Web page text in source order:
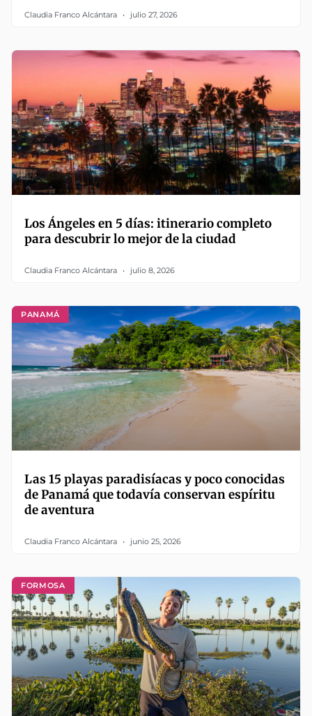
Claudia Franco Alcántara julio 27, 2026
Los Ángeles en 5 días: itinerario completo
para descubrir lo mejor de la ciudad
Claudia Franco Alcántara julio 8, 2026
PANAMÁ
Las 15 playas paradisíacas y poco conocidas
de Panamá que todavía conservan espíritu
de aventura
Claudia Franco Alcántara junio 25, 2026
FORMOSA